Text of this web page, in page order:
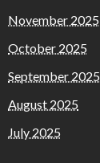
November 2025
October 2025
September 2025
August 2025
July 2025